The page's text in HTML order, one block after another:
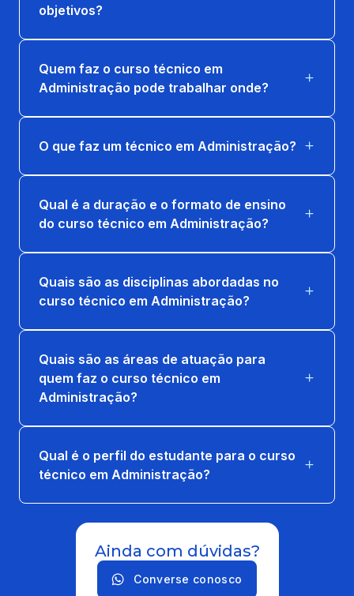
objetivos?
Quem faz o curso técnico em
Administração pode trabalhar onde?
O que faz um técnico em Administração?
Qual é a duração e o formato de ensino
do curso técnico em Administração?
Quais são as disciplinas abordadas no
curso técnico em Administração?
Quais são as áreas de atuação para
quem faz o curso técnico em
Administração?
Qual é o perfil do estudante para o curso
técnico em Administração?
Ainda com dúvidas?
Converse conosco